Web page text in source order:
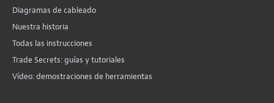
Diagramas de cableado
Nuestra historia
Todas las instrucciones
Trade Secrets: guías y tutoriales
Vídeo: demostraciones de herramientas